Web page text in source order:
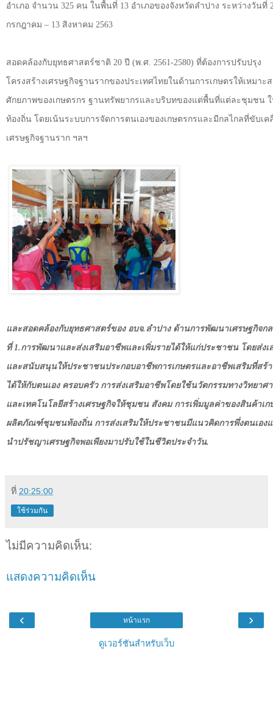
อำเภอ จำนวน 325 คน ในพื้นที่ 13 อำเภอของจังหวัดลำปาง ระหว่างวันที่
กรกฎาคม – 13 สิงหาคม 2563
สอดคล้องกับยุทธศาสตร์ชาติ 20 ปี (พ.ศ. 2561-2580) ที่ต้องการปรับปรุง
โครงสร้างเศรษฐกิจฐานรากของประเทศไทยในด้านการเกษตรให้เหมาะ
ศักยภาพของเกษตรกร ฐานทรัพยากรและบริบทของแต่พื้นที่แต่ละชุมชน
ท้องถิ่น โดยเน้นระบบการจัดการตนเองของเกษตรกรและมีกลไกลที่ขับเค
เศรษฐกิจฐานราก ฯลฯ
และสอดคล้องกับยุทธศาสตร์ของ อบจ.ลำปาง ด้านการพัฒนาเศรษฐกิจก
ที่ 1.การพัฒนาและส่งเสริมอาชีพและเพิ่มรายได้ให้แก่ประชาชน โดยส่งเ
และสนับสนุนให้ประชาชนประกอบอาชีพการเกษตรและอาชีพเสริมที่สร้า
ได้ให้กับตนเอง ครอบครัว การส่งเสริมอาชีพโดยใช้นวัตกรรมทางวิทยาศ
และเทคโนโลยีสร้างเศรษฐกิจให้ชุมชน สังคม การเพิ่มมูลค่าของสินค้าเก
ผลิตภัณฑ์ชุมชนท้องถิ่น การส่งเสริมให้ประชาชนมีแนวคิดการพึ่งตนเอง
นำปรัชญาเศรษฐกิจพอเพียงมาปรับใช้ในชีวิตประจำวัน.
ที่ 20:25:00
ใช้ร่วมกัน
ไม่มีความคิดเห็น:
แสดงความคิดเห็น
‹ ›
หน้าแรก
ดูเวอร์ชันสำหรับเว็บ